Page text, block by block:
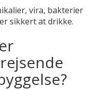
vira, bakterier
sikkert at drikke.